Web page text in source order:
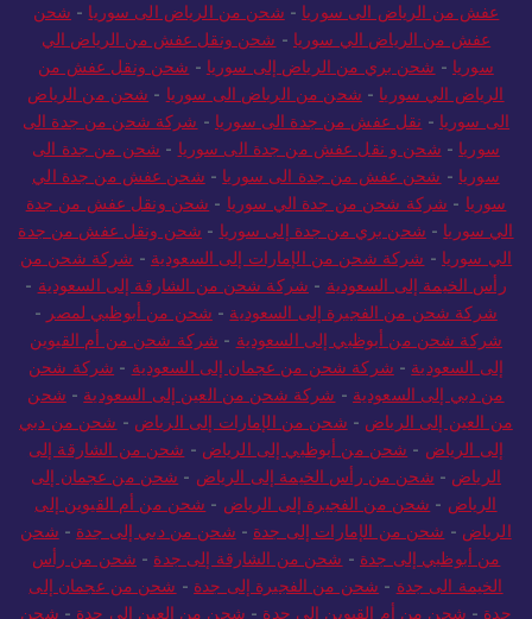
عفش من الرياض الى سوريا - شحن من الرياض الى سوريا - شحن
عفش من الرياض الي سوريا - شحن ونقل عفش من الرياض الي
سوريا - شحن بري من الرياض إلى سوريا - شحن ونقل عفش من
الرياض الي سوريا - شحن من الرياض الى سوريا - شحن من الرياض
الى سوريا - نقل عفش من جدة الى سوريا - شركة شحن من جدة الى
سوريا - شحن و نقل عفش من جدة الى سوريا - شحن من جدة الى
سوريا - شحن عفش من جدة الى سوريا - شحن عفش من جدة الي
سوريا - شركة شحن من جدة الي سوريا - شحن ونقل عفش من جدة
الي سوريا - شحن بري من جدة إلى سوريا - شحن ونقل عفش من جدة
الي سوريا - شركة شحن من الإمارات إلى السعودية - شركة شحن من
رأس الخيمة إلى السعودية - شركة شحن من الشارقة إلى السعودية -
شركة شحن من الفجيرة إلى السعودية - شحن من أبوظبي لمصر -
شركة شحن من أبوظبي إلى السعودية - شركة شحن من أم القيوين
إلى السعودية - شركة شحن من عجمان إلى السعودية - شركة شحن
من دبي إلى السعودية - شركة شحن من العين إلى السعودية - شحن
من العين إلى الرياض - شحن من الإمارات إلى الرياض - شحن من دبي
إلى الرياض - شحن من أبوظبي إلى الرياض - شحن من الشارقة إلى
الرياض - شحن من رأس الخيمة إلى الرياض - شحن من عجمان إلى
الرياض - شحن من الفجيرة إلى الرياض - شحن من أم القيوين إلى
الرياض - شحن من الإمارات إلى جدة - شحن من دبي إلى جدة - شحن
من أبوظبي إلى جدة - شحن من الشارقة إلى جدة - شحن من رأس
الخيمة الى جدة - شحن من الفجيرة إلى جدة - شحن من عجمان إلى
جدة - شحن من أم القيوين إلى جدة - شحن من العين إلى جدة - شحن